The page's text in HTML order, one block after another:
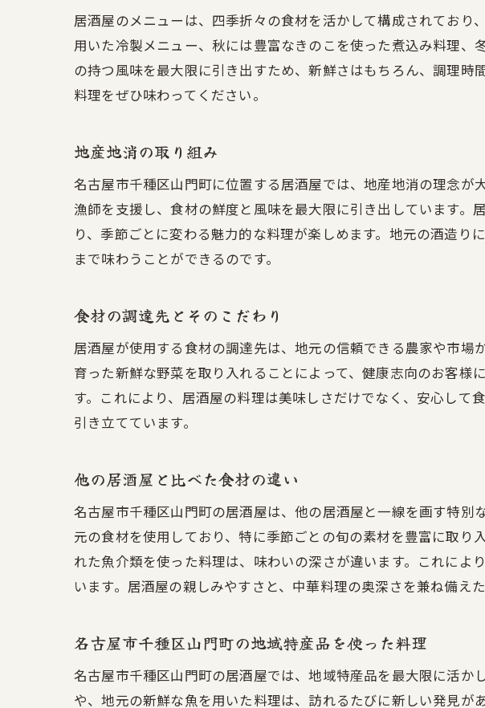
体質改善をサポー
デトックス効果の
居酒屋のメニューは、四季折々の食材を活かして構成されてお
用いた冷製メニュー、秋には豊富なきのこを使った煮込み料理
の持つ風味を最大限に引き出すため、新鮮さはもちろん、調理
料理をぜひ味わってください。
地産地消の取り組み
名古屋市千種区山門町に位置する居酒屋では、地産地消の理念
漁師を支援し、食材の鮮度と風味を最大限に引き出しています
り、季節ごとに変わる魅力的な料理が楽しめます。地元の酒造
まで味わうことができるのです。
食材の調達先とそのこだわり
居酒屋が使用する食材の調達先は、地元の信頼できる農家や市
育った新鮮な野菜を取り入れることによって、健康志向のお客
す。これにより、居酒屋の料理は美味しさだけでなく、安心し
引き立てています。
他の居酒屋と比べた食材の違い
名古屋市千種区山門町の居酒屋は、他の居酒屋と一線を画す特
元の食材を使用しており、特に季節ごとの旬の素材を豊富に取
れた魚介類を使った料理は、味わいの深さが違います。これに
います。居酒屋の親しみやすさと、中華料理の奥深さを兼ね備え
名古屋市千種区山門町の地域特産品を使った料理
名古屋市千種区山門町の居酒屋では、地域特産品を最大限に活
や、地元の新鮮な魚を用いた料理は、訪れるたびに新しい発見